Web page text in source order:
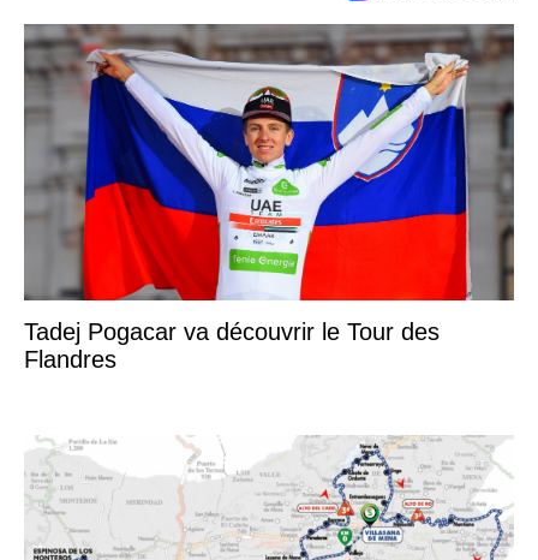
Tadej Pogacar va découvrir le Tour des
Flandres